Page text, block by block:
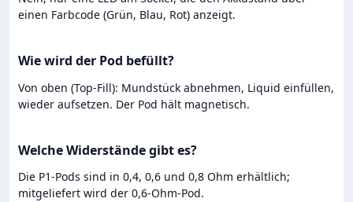
einen Farbcode (Grün, Blau, Rot) anzeigt.
Wie wird der Pod befüllt?
Von oben (Top-Fill): Mundstück abnehmen, Liquid einfüllen,
wieder aufsetzen. Der Pod hält magnetisch.
Welche Widerstände gibt es?
Die P1-Pods sind in 0,4, 0,6 und 0,8 Ohm erhältlich;
mitgeliefert wird der 0,6-Ohm-Pod.